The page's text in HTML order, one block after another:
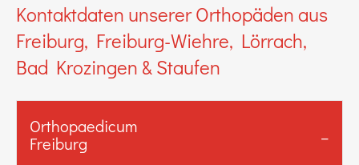
Kontaktdaten unserer Orthopäden aus
Freiburg, Freiburg-Wiehre, Lörrach,
Bad Krozingen & Staufen
Orthopaedicum
Freiburg